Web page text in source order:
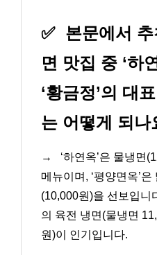
✅ 본문에서
면 맛집 중 ‘하
‘황금정’의 대
는 어떻게 되나
→
‘하연옥’은 물냉면
메뉴이며, ‘평양면옥’
(10,000원)을 선보입니
의 육전 냉면(물냉면
원)이 인기입니다.